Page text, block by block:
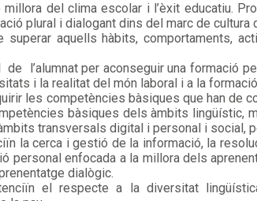
del clima escolar i l’èxit educatiu.
plural i dialogant dins del marc de cultura
aquells hàbits, comportaments,
per aconseguir una formació
i la realitat del món laboral i a la
les competències bàsiques que han de
bàsiques dels àmbits lingüístic,
transversals digital i personal i social,
la cerca i gestió de la informació, la
personal enfocada a la millora dels
dialògic.
el respecte a la diversitat